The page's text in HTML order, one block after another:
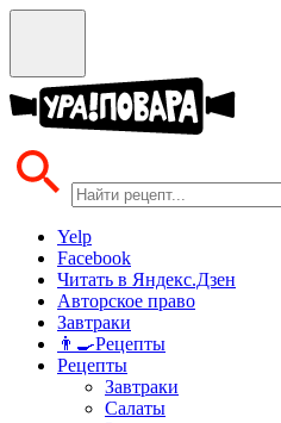
Yelp
Facebook
Читать в Яндекс.Дзен
Авторское право
Завтраки
👨‍🍳Рецепты
Рецепты
Завтраки
Салаты